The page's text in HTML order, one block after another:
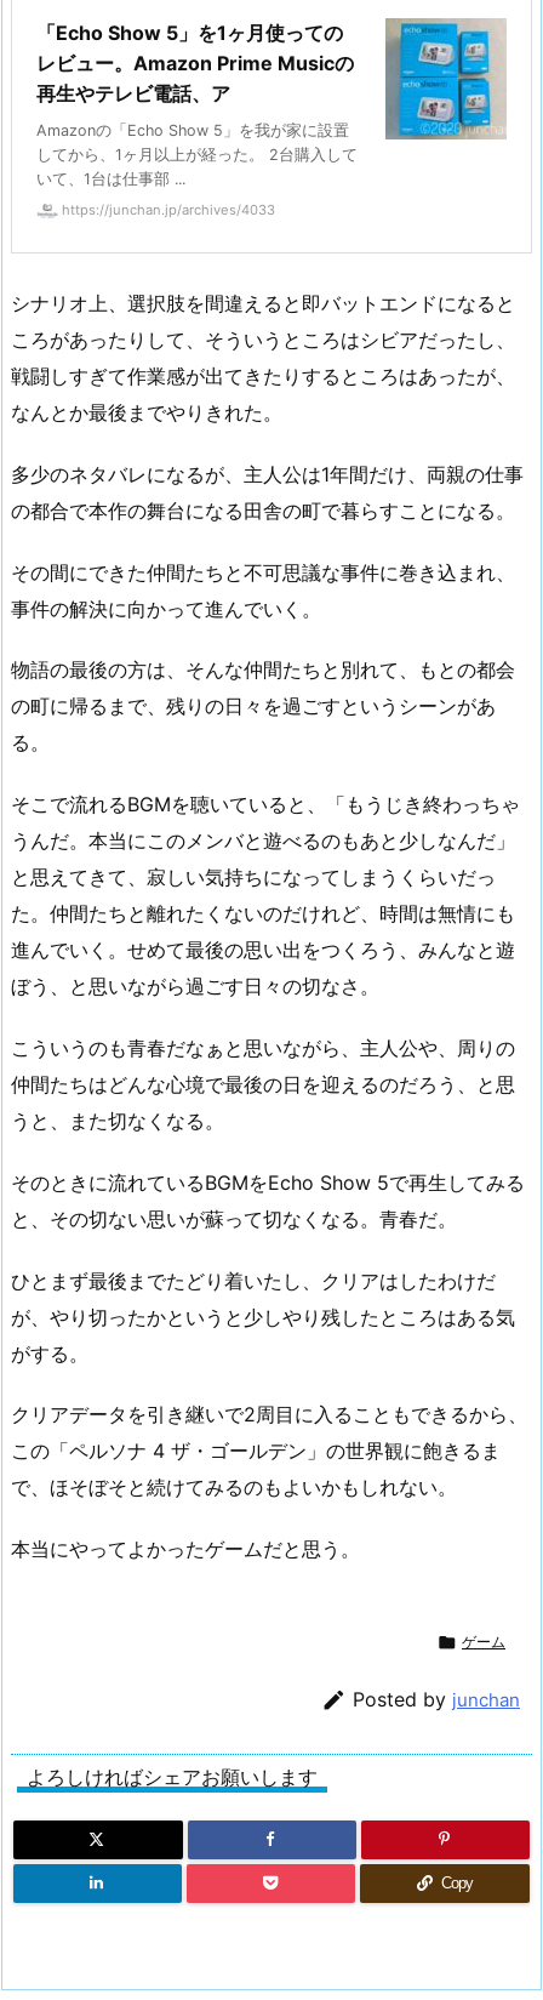
「Echo Show 5」を1ヶ月使っての
レビュー。Amazon Prime Musicの
再生やテレビ電話、ア
Amazonの「Echo Show 5」を我が家に設置
してから、1ヶ月以上が経った。 2台購入して
いて、1台は仕事部 ...
https://junchan.jp/archives/4033
シナリオ上、選択肢を間違えると即バットエンドになると
ころがあったりして、そういうところはシビアだったし、
戦闘しすぎて作業感が出てきたりするところはあったが、
なんとか最後までやりきれた。
多少のネタバレになるが、主人公は1年間だけ、両親の仕事
の都合で本作の舞台になる田舎の町で暮らすことになる。
その間にできた仲間たちと不可思議な事件に巻き込まれ、
事件の解決に向かって進んでいく。
物語の最後の方は、そんな仲間たちと別れて、もとの都会
の町に帰るまで、残りの日々を過ごすというシーンがあ
る。
そこで流れるBGMを聴いていると、「もうじき終わっちゃ
うんだ。本当にこのメンバと遊べるのもあと少しなんだ」
と思えてきて、寂しい気持ちになってしまうくらいだっ
た。仲間たちと離れたくないのだけれど、時間は無情にも
進んでいく。せめて最後の思い出をつくろう、みんなと遊
ぼう、と思いながら過ごす日々の切なさ。
こういうのも青春だなぁと思いながら、主人公や、周りの
仲間たちはどんな心境で最後の日を迎えるのだろう、と思
うと、また切なくなる。
そのときに流れているBGMをEcho Show 5で再生してみる
と、その切ない思いが蘇って切なくなる。青春だ。
ひとまず最後までたどり着いたし、クリアはしたわけだ
が、やり切ったかというと少しやり残したところはある気
がする。
クリアデータを引き継いで2周目に入ることもできるから、
この「ペルソナ 4 ザ・ゴールデン」の世界観に飽きるま
で、ほそぼそと続けてみるのもよいかもしれない。
本当にやってよかったゲームだと思う。
 ゲーム
 Posted by junchan
よろしければシェアお願いします
Copy